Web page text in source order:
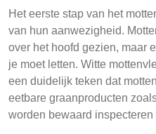
Het eerste stap van het
van hun aanwezigheid.
over het hoofd gezien, maar
je moet letten. Witte
een duidelijk teken dat
eetbare graanproducten
worden bewaard